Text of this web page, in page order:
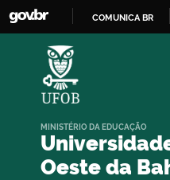
COMUNICA BR
Oeste da
MINISTÉRIO DA EDUCAÇÃO